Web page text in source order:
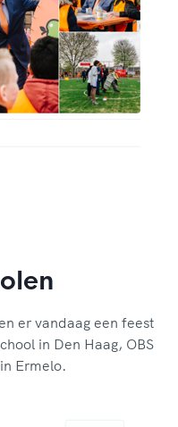
er vandaag een feest
in Den Haag, OBS
Ermelo.